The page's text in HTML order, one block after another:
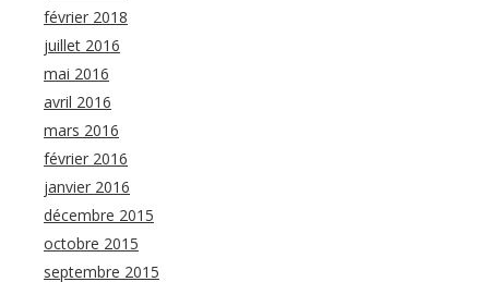
février 2018
juillet 2016
mai 2016
avril 2016
mars 2016
février 2016
janvier 2016
décembre 2015
octobre 2015
septembre 2015